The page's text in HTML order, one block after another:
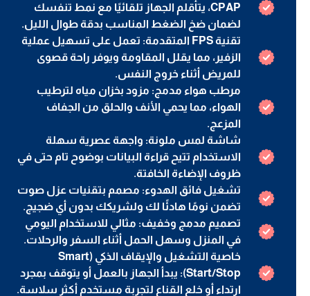
CPAP، يتأقلم الجهاز تلقائيًا مع نمط تنفسك
لضمان ضخ الضغط المناسب بدقة طوال الليل.
تقنية FPS المتقدمة: تعمل على تسهيل عملية
الزفير، مما يقلل المقاومة ويوفر راحة قصوى
للمريض أثناء خروج النفس.
مرطب هواء مدمج: مزود بخزان مياه لترطيب
الهواء، مما يحمي الأنف والحلق من الجفاف
المزعج.
شاشة لمس ملونة: واجهة عصرية سهلة
الاستخدام تتيح قراءة البيانات بوضوح تام حتى في
ظروف الإضاءة الخافتة.
تشغيل فائق الهدوء: مصمم بتقنيات عزل صوت
تضمن نومًا هادئًا لك ولشريكك بدون أي ضجيج.
تصميم مدمج وخفيف: مثالي للاستخدام اليومي
في المنزل وسهل الحمل أثناء السفر والرحلات.
خاصية التشغيل والإيقاف الذكي (Smart
Start/Stop): يبدأ الجهاز بالعمل أو يتوقف بمجرد
ارتداء أو خلع القناع لتجربة مستخدم أكثر سلاسة.